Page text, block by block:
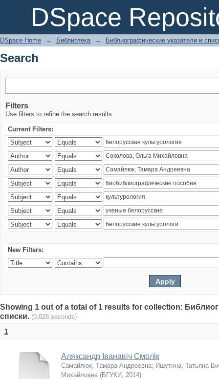
DSpace
Search
DSpace Home → Библиотека → Библиографические указатели и
Search
Filters
Use filters to refine the search results.
Current Filters:
New Filters:
Showing 1 out of a total of 1 results for collection:
списки. (0.028 seconds)
1
Аляксандр Іванавіч Смолік
Самайлюк, Тамара Андреевна; Ишутина, Татьяна
Михайловна (БГУКИ, 2014)